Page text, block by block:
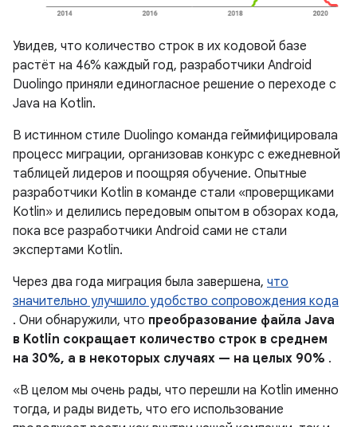
Увидев, что количество строк в их кодовой базе
растёт на 46% каждый год, разработчики Android
Duolingo приняли единогласное решение о переходе с
Java на Kotlin.
В истинном стиле Duolingo команда геймифицировала
процесс миграции, организовав конкурс с ежедневной
таблицей лидеров и поощряя обучение. Опытные
разработчики Kotlin в команде стали «проверщиками
Kotlin» и делились передовым опытом в обзорах кода,
пока все разработчики Android сами не стали
экспертами Kotlin.
Через два года миграция была завершена, что
значительно улучшило удобство сопровождения кода
. Они обнаружили, что преобразование файла Java
в Kotlin сокращает количество строк в среднем
на 30%, а в некоторых случаях — на целых 90% .
«В целом мы очень рады, что перешли на Kotlin именно
тогда, и рады видеть, что его использование